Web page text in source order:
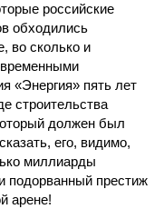
российские
обходились
во сколько и
«Энергия» пять лет
строительства
должен был
его, видимо,
миллиарды
подорванный престиж
арене!